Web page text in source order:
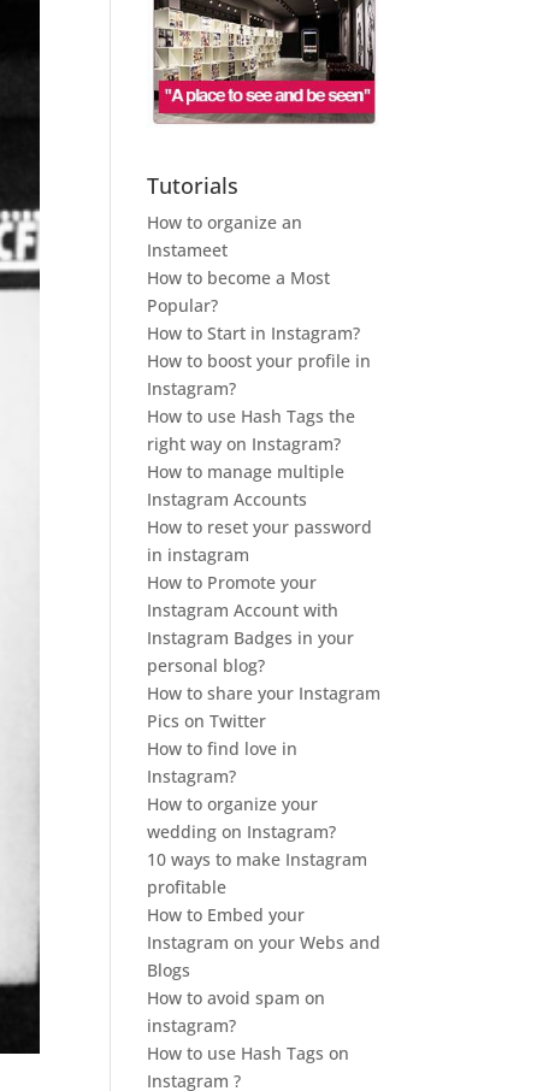
Tutorials
How to organize an
Instameet
How to become a Most
Popular?
How to Start in Instagram?
How to boost your profile in
Instagram?
How to use Hash Tags the
right way on Instagram?
How to manage multiple
Instagram Accounts
How to reset your password
in instagram
How to Promote your
Instagram Account with
Instagram Badges in your
personal blog?
How to share your Instagram
Pics on Twitter
How to find love in
Instagram?
How to organize your
wedding on Instagram?
10 ways to make Instagram
profitable
How to Embed your
Instagram on your Webs and
Blogs
How to avoid spam on
instagram?
How to use Hash Tags on
Instagram ?